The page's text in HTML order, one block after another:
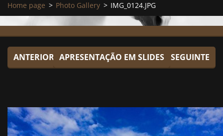
Home page > Photo Gallery > IMG_0124.JPG
ANTERIOR APRESENTAÇÃO EM SLIDES SEGUINTE